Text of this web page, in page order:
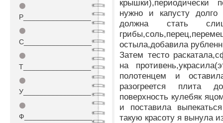
⚫
Р_________________
⚫
С_________________
⚫
Т_________________
⚫
У_________________
⚫
Ф_________________
нужно и капусту
должна стать
остыла,добавила
Затем тесто
на
полотенцем и
разогреется плита
поверхность кулебяк
и поставила
такую красоту я вынула